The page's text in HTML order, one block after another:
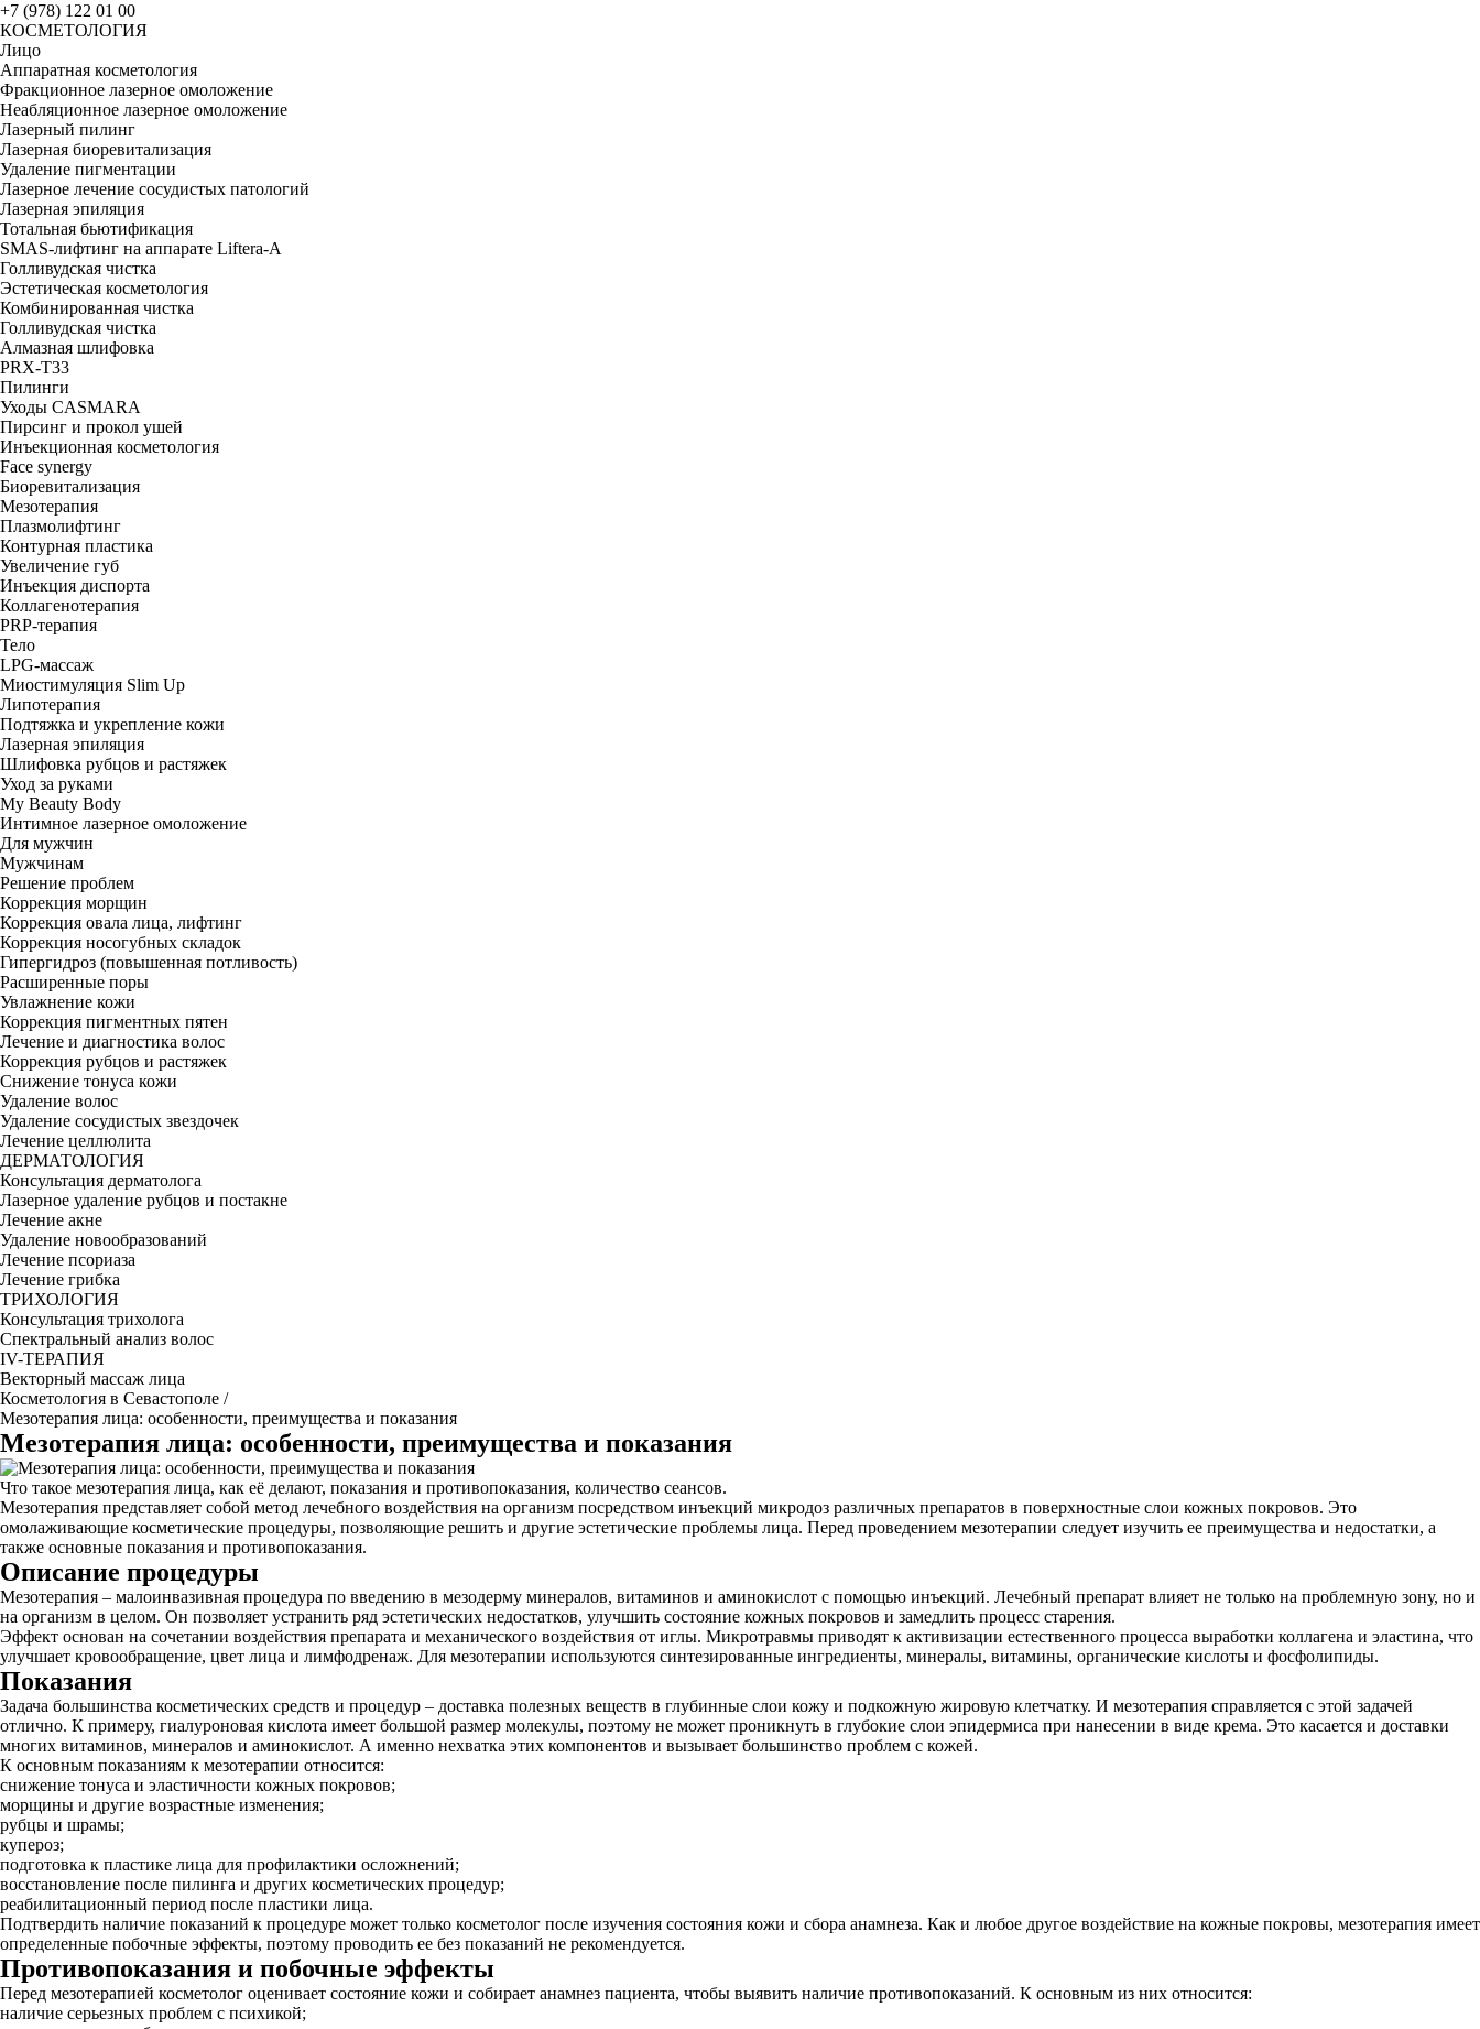
+7 (978) 122 01 00
КОСМЕТОЛОГИЯ
Лицо
Аппаратная косметология
Фракционное лазерное омоложение
Неабляционное лазерное омоложение
Лазерный пилинг
Лазерная биоревитализация
Удаление пигментации
Лазерное лечение сосудистых патологий
Лазерная эпиляция
Тотальная бьютификация
SMAS-лифтинг на аппарате Liftera-A
Голливудская чистка
Эстетическая косметология
Комбинированная чистка
Голливудская чистка
Алмазная шлифовка
PRX-T33
Пилинги
Уходы CASMARA
Пирсинг и прокол ушей
Инъекционная косметология
Face synergy
Биоревитализация
Мезотерапия
Плазмолифтинг
Контурная пластика
Увеличение губ
Инъекция диспорта
Коллагенотерапия
PRP-терапия
Тело
LPG-массаж
Миостимуляция Slim Up
Липотерапия
Подтяжка и укрепление кожи
Лазерная эпиляция
Шлифовка рубцов и растяжек
Уход за руками
My Beauty Body
Интимное лазерное омоложение
Для мужчин
Мужчинам
Решение проблем
Коррекция морщин
Коррекция овала лица, лифтинг
Коррекция носогубных складок
Гипергидроз (повышенная потливость)
Расширенные поры
Увлажнение кожи
Коррекция пигментных пятен
Лечение и диагностика волос
Коррекция рубцов и растяжек
Снижение тонуса кожи
Удаление волос
Удаление сосудистых звездочек
Лечение целлюлита
ДЕРМАТОЛОГИЯ
Консультация дерматолога
Лазерное удаление рубцов и постакне
Лечение акне
Удаление новообразований
Лечение псориаза
Лечение грибка
ТРИХОЛОГИЯ
Консультация трихолога
Спектральный анализ волос
IV-ТЕРАПИЯ
Векторный массаж лица
Косметология в Севастополе /
Мезотерапия лица: особенности, преимущества и показания
Мезотерапия лица: особенности, преимущества и показания
Что такое мезотерапия лица, как её делают, показания и противопоказания, количество сеансов.
Мезотерапия представляет собой метод лечебного воздействия на организм посредством инъекций микродоз различных препаратов в поверхностные слои кожных покровов. Это
омолаживающие косметические процедуры, позволяющие решить и другие эстетические проблемы лица. Перед проведением мезотерапии следует изучить ее преимущества и недостатки, а
также основные показания и противопоказания.
Описание процедуры
Мезотерапия – малоинвазивная процедура по введению в мезодерму минералов, витаминов и аминокислот с помощью инъекций. Лечебный препарат влияет не только на проблемную зону, но и
на организм в целом. Он позволяет устранить ряд эстетических недостатков, улучшить состояние кожных покровов и замедлить процесс старения.
Эффект основан на сочетании воздействия препарата и механического воздействия от иглы. Микротравмы приводят к активизации естественного процесса выработки коллагена и эластина, что
улучшает кровообращение, цвет лица и лимфодренаж. Для мезотерапии используются синтезированные ингредиенты, минералы, витамины, органические кислоты и фосфолипиды.
Показания
Задача большинства косметических средств и процедур – доставка полезных веществ в глубинные слои кожу и подкожную жировую клетчатку. И мезотерапия справляется с этой задачей
отлично. К примеру, гиалуроновая кислота имеет большой размер молекулы, поэтому не может проникнуть в глубокие слои эпидермиса при нанесении в виде крема. Это касается и доставки
многих витаминов, минералов и аминокислот. А именно нехватка этих компонентов и вызывает большинство проблем с кожей.
К основным показаниям к мезотерапии относится:
снижение тонуса и эластичности кожных покровов;
морщины и другие возрастные изменения;
рубцы и шрамы;
купероз;
подготовка к пластике лица для профилактики осложнений;
восстановление после пилинга и других косметических процедур;
реабилитационный период после пластики лица.
Подтвердить наличие показаний к процедуре может только косметолог после изучения состояния кожи и сбора анамнеза. Как и любое другое воздействие на кожные покровы, мезотерапия имеет
определенные побочные эффекты, поэтому проводить ее без показаний не рекомендуется.
Противопоказания и побочные эффекты
Перед мезотерапией косметолог оценивает состояние кожи и собирает анамнез пациента, чтобы выявить наличие противопоказаний. К основным из них относится:
наличие серьезных проблем с психикой;